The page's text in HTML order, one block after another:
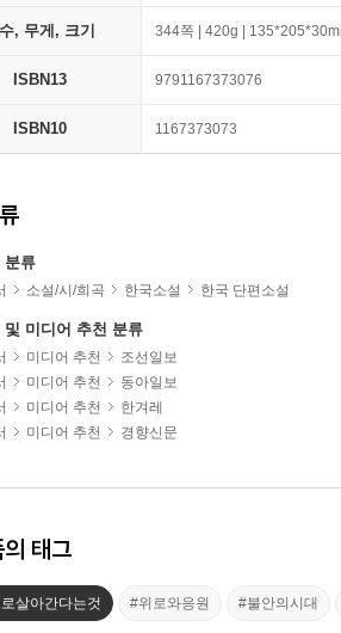
, 무게, 크기 344쪽 | 420g |
ISBN13 9791167373076
ISBN10 1167373073
분류
소설/시/희곡 한국소설 한국 단편소설
및 미디어 추천 분류
미디어 추천
조선일보
미디어 추천
동아일보
미디어 추천
한겨레
미디어 추천 경향신문
태그
살아간다는것 #위로와응원 #불안의시대